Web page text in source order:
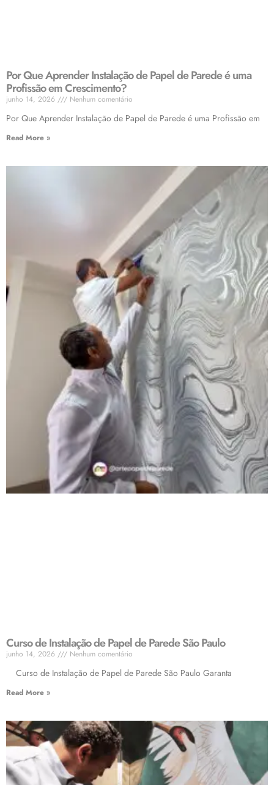
Por Que Aprender Instalação de Papel de Parede é uma
Profissão em Crescimento?
junho 14, 2026 Nenhum comentário
Por Que Aprender Instalação de Papel de Parede é uma Profissão em
Read More »
Curso de Instalação de Papel de Parede São Paulo
junho 14, 2026 Nenhum comentário
Curso de Instalação de Papel de Parede São Paulo Garanta
Read More »